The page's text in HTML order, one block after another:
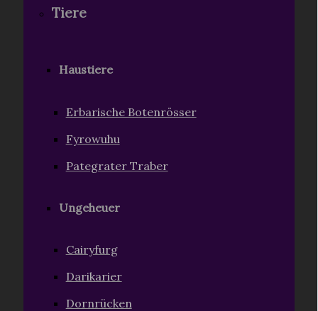
Tiere
Haustiere
Erbarische Botenrösser
Fyrowuhu
Pategrater Traber
Ungeheuer
Cairyfurg
Darikarier
Dornrücken